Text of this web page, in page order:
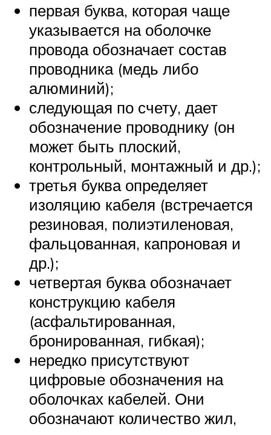
первая буква, которая чаще
указывается на оболочке
провода обозначает состав
проводника (медь либо
алюминий);
следующая по счету, дает
обозначение проводнику (он
может быть плоский,
контрольный, монтажный и др.);
третья буква определяет
изоляцию кабеля (встречается
резиновая, полиэтиленовая,
фальцованная, капроновая и
др.);
четвертая буква обозначает
конструкцию кабеля
(асфальтированная,
бронированная, гибкая);
нередко присутствуют
цифровые обозначения на
оболочках кабелей. Они
обозначают количество жил,